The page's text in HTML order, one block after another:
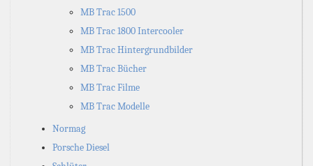
MB Trac 1500
MB Trac 1800 Intercooler
MB Trac Hintergrundbilder
MB Trac Bücher
MB Trac Filme
MB Trac Modelle
Normag
Porsche Diesel